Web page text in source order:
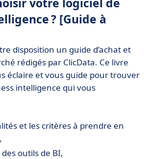
? [Guide à
disposition un guide d’achat et
rédigés par ClicData. Ce livre
éclaire et vous guide pour trouver
intelligence qui vous
et les critères à prendre en
outils de BI,